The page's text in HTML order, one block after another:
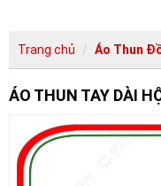
Trang chủ Áo Thun
ÁO THUN TAY DÀI